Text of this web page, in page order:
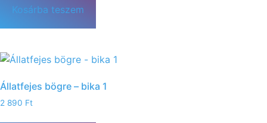
Kosárba teszem
Állatfejes bögre – bika 1
2 890 Ft